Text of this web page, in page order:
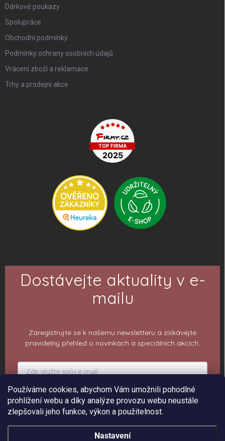
Používáme cookies, abychom Vám umožnili pohodlné
prohlížení webu a díky analýze provozu webu neustále
zlepšovali jeho funkce, výkon a použitelnost.
Nastavení
Dárkové poukazy
Spolupráce
Obchodní podmínky
Podmínky ochrany osobních údajů
Vrácení zboží a reklamace
Trhy a prodejní akce
Dostávejte aktuality v e-
mailu
Zaregistrujte se k našemu newsletteru a získávejte
pravidelný přehled o novinkách a speciálních akcích.
PŘIHLÁSIT K ODBĚRU